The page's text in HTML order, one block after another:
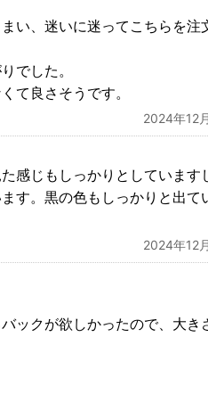
い、迷いに迷ってこちらを注
でした。
て良さそうです。
2024年12
感じもしっかりとしています
す。黒の色もしっかりと出て
2024年12
ックが欲しかったので、大き